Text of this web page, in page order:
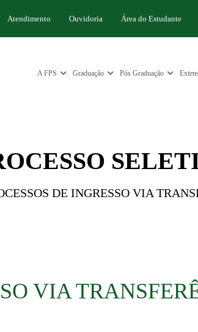
Atendimento Ouvidoria Área do Estudante
A FPS Graduação Pós Graduação
DE INGRESSO VIA
VIA